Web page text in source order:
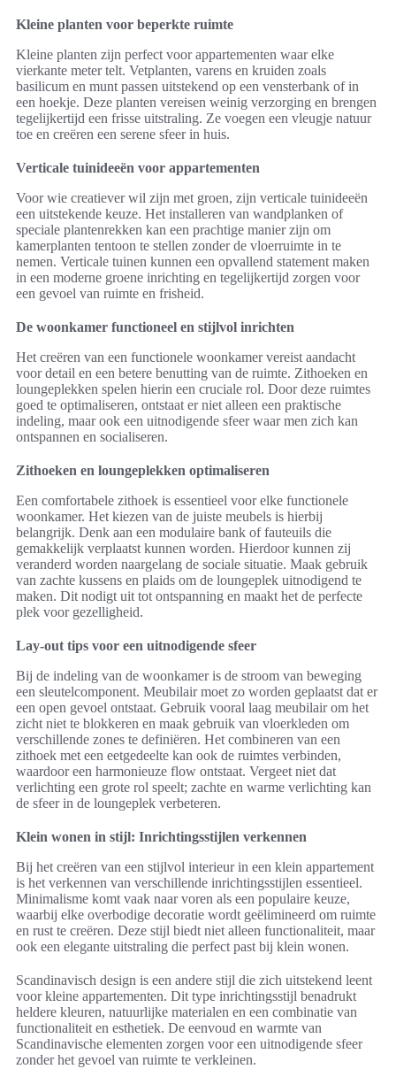
Kleine planten voor beperkte ruimte
Kleine planten zijn perfect voor appartementen waar elke
vierkante meter telt. Vetplanten, varens en kruiden zoals
basilicum en munt passen uitstekend op een vensterbank of in
een hoekje. Deze planten vereisen weinig verzorging en brengen
tegelijkertijd een frisse uitstraling. Ze voegen een vleugje natuur
toe en creëren een serene sfeer in huis.
Verticale tuinideeën voor appartementen
Voor wie creatiever wil zijn met groen, zijn verticale tuinideeën
een uitstekende keuze. Het installeren van wandplanken of
speciale plantenrekken kan een prachtige manier zijn om
kamerplanten tentoon te stellen zonder de vloerruimte in te
nemen. Verticale tuinen kunnen een opvallend statement maken
in een moderne groene inrichting en tegelijkertijd zorgen voor
een gevoel van ruimte en frisheid.
De woonkamer functioneel en stijlvol inrichten
Het creëren van een functionele woonkamer vereist aandacht
voor detail en een betere benutting van de ruimte. Zithoeken en
loungeplekken spelen hierin een cruciale rol. Door deze ruimtes
goed te optimaliseren, ontstaat er niet alleen een praktische
indeling, maar ook een uitnodigende sfeer waar men zich kan
ontspannen en socialiseren.
Zithoeken en loungeplekken optimaliseren
Een comfortabele zithoek is essentieel voor elke functionele
woonkamer. Het kiezen van de juiste meubels is hierbij
belangrijk. Denk aan een modulaire bank of fauteuils die
gemakkelijk verplaatst kunnen worden. Hierdoor kunnen zij
veranderd worden naargelang de sociale situatie. Maak gebruik
van zachte kussens en plaids om de loungeplek uitnodigend te
maken. Dit nodigt uit tot ontspanning en maakt het de perfecte
plek voor gezelligheid.
Lay-out tips voor een uitnodigende sfeer
Bij de indeling van de woonkamer is de stroom van beweging
een sleutelcomponent. Meubilair moet zo worden geplaatst dat er
een open gevoel ontstaat. Gebruik vooral laag meubilair om het
zicht niet te blokkeren en maak gebruik van vloerkleden om
verschillende zones te definiëren. Het combineren van een
zithoek met een eetgedeelte kan ook de ruimtes verbinden,
waardoor een harmonieuze flow ontstaat. Vergeet niet dat
verlichting een grote rol speelt; zachte en warme verlichting kan
de sfeer in de loungeplek verbeteren.
Klein wonen in stijl: Inrichtingsstijlen verkennen
Bij het creëren van een stijlvol interieur in een klein appartement
is het verkennen van verschillende inrichtingsstijlen essentieel.
Minimalisme komt vaak naar voren als een populaire keuze,
waarbij elke overbodige decoratie wordt geëlimineerd om ruimte
en rust te creëren. Deze stijl biedt niet alleen functionaliteit, maar
ook een elegante uitstraling die perfect past bij klein wonen.
Scandinavisch design is een andere stijl die zich uitstekend leent
voor kleine appartementen. Dit type inrichtingsstijl benadrukt
heldere kleuren, natuurlijke materialen en een combinatie van
functionaliteit en esthetiek. De eenvoud en warmte van
Scandinavische elementen zorgen voor een uitnodigende sfeer
zonder het gevoel van ruimte te verkleinen.